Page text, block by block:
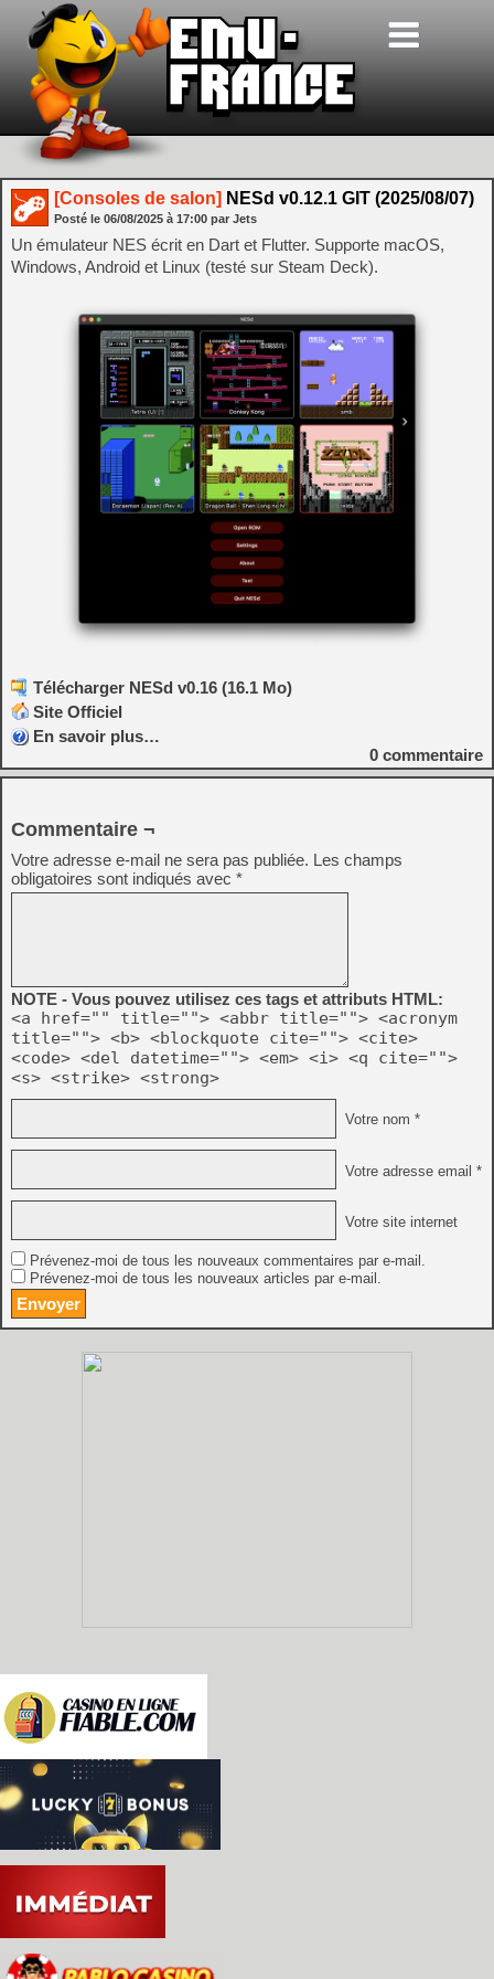
[Consoles de salon] NESd v0.12.1 GIT (2025/08/07)
Posté le 06/08/2025 à 17:00 par Jets
Un émulateur NES écrit en Dart et Flutter. Supporte macOS,
Windows, Android et Linux (testé sur Steam Deck).
Télécharger NESd v0.16 (16.1 Mo)
Site Officiel
En savoir plus…
0 commentaire
Commentaire ¬
Votre adresse e-mail ne sera pas publiée. Les champs
obligatoires sont indiqués avec *
NOTE - Vous pouvez utilisez ces tags et attributs HTML:
<a href="" title=""> <abbr title=""> <acronym
title=""> <b> <blockquote cite=""> <cite>
<code> <del datetime=""> <em> <i> <q cite="">
<s> <strike> <strong>
Votre nom *
Votre adresse email *
Votre site internet
Prévenez-moi de tous les nouveaux commentaires par e-mail.
Prévenez-moi de tous les nouveaux articles par e-mail.